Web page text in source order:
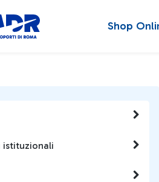
Shop
istituzionali